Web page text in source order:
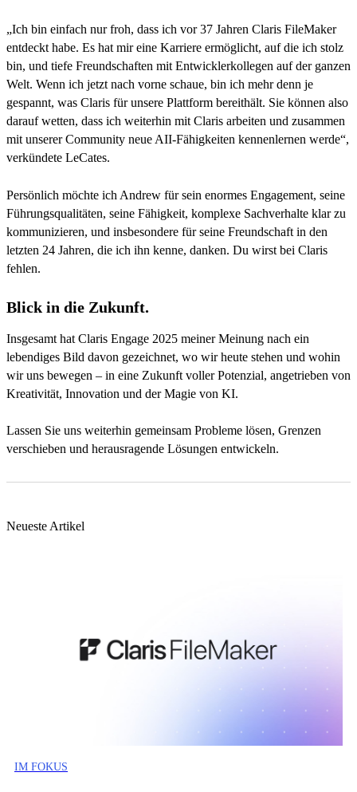
„Ich bin einfach nur froh, dass ich vor 37 Jahren Claris FileMaker
entdeckt habe. Es hat mir eine Karriere ermöglicht, auf die ich stolz
bin, und tiefe Freundschaften mit Entwicklerkollegen auf der ganzen
Welt. Wenn ich jetzt nach vorne schaue, bin ich mehr denn je
gespannt, was Claris für unsere Plattform bereithält. Sie können also
darauf wetten, dass ich weiterhin mit Claris arbeiten und zusammen
mit unserer Community neue AII-Fähigkeiten kennenlernen werde“,
verkündete LeCates.
Persönlich möchte ich Andrew für sein enormes Engagement, seine
Führungsqualitäten, seine Fähigkeit, komplexe Sachverhalte klar zu
kommunizieren, und insbesondere für seine Freundschaft in den
letzten 24 Jahren, die ich ihn kenne, danken. Du wirst bei Claris
fehlen.
Blick in die Zukunft.
Insgesamt hat Claris Engage 2025 meiner Meinung nach ein
lebendiges Bild davon gezeichnet, wo wir heute stehen und wohin
wir uns bewegen – in eine Zukunft voller Potenzial, angetrieben von
Kreativität, Innovation und der Magie von KI.
Lassen Sie uns weiterhin gemeinsam Probleme lösen, Grenzen
verschieben und herausragende Lösungen entwickeln.
Neueste Artikel
IM FOKUS